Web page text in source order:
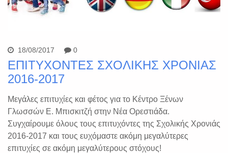
18/08/2017 0
ΕΠΙΤΥΧΟΝΤΕΣ ΣΧΟΛΙΚΗΣ ΧΡΟΝΙΑΣ
2016-2017
Μεγάλες επιτυχίες και φέτος για το Κέντρο Ξένων
Γλωσσών Ε. Μπισκιτζή στην Νέα Ορεστιάδα.
Συγχαίρουμε όλους τους επιτυχόντες της Σχολικής Χρονιάς
2016-2017 και τους ευχόμαστε ακόμη μεγαλύτερες
επιτυχίες σε ακόμη μεγαλύτερους στόχους!